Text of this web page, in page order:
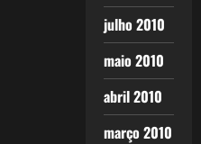
julho 2010
maio 2010
abril 2010
março 2010